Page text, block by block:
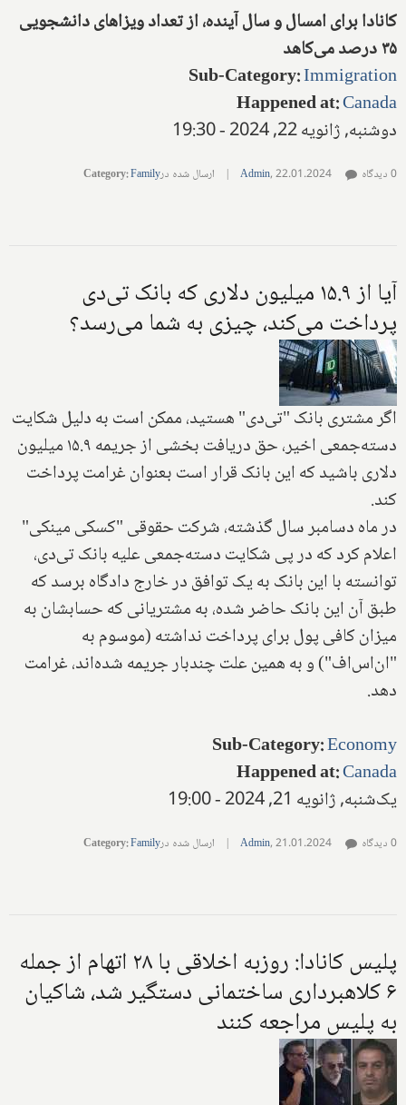
کانادا برای امسال و سال آینده، از تعداد ویزاهای دانشجویی
۳۵ درصد می‌کاهد
Sub-Category:Immigration
Happened at:Canada
دوشنبه, ژانویه 22, 2024 - 19:30
Admin,22.01.2024
| ارسال شده در Category:Family 0 دیدگاه
آیا از ۱۵.۹ میلیون دلاری که بانک تی‌دی
پرداخت می‌کند، چیزی به شما می‌رسد؟
اگر مشتری بانک "تی‌دی" هستید، ممکن است به دلیل شکایت
دسته‌جمعی اخیر، حق دریافت بخشی از جریمه ۱۵.۹ میلیون
دلاری باشید که این بانک قرار است بعنوان غرامت پرداخت
کند.
در ماه دسامبر سال گذشته، شرکت حقوقی "کسکی مینکی"
اعلام کرد که در پی شکایت دسته‌جمعی علیه بانک تی‌دی،
توانسته با این بانک به یک توافق در خارج دادگاه برسد که
طبق آن این بانک حاضر شده، به مشتریانی که حسابشان به
میزان کافی پول برای پرداخت نداشته (موسوم به
"ان‌اس‌اف") و به همین علت چندبار جریمه شده‌اند، غرامت
دهد.
Sub-Category:Economy
Happened at:Canada
یک‌شنبه, ژانویه 21, 2024 - 19:00
Admin,21.01.2024
| ارسال شده در Category:Family 0 دیدگاه
پلیس کانادا: روزبه اخلاقی با ۲۸ اتهام از جمله
۶ کلاهبرداری ساختمانی دستگیر شد، شاکیان
به پلیس مراجعه کنند